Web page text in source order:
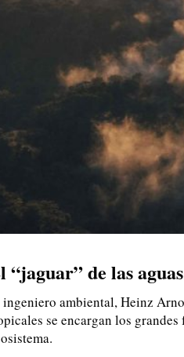
“jaguar” de las
ambiental, Heinz
se encargan los